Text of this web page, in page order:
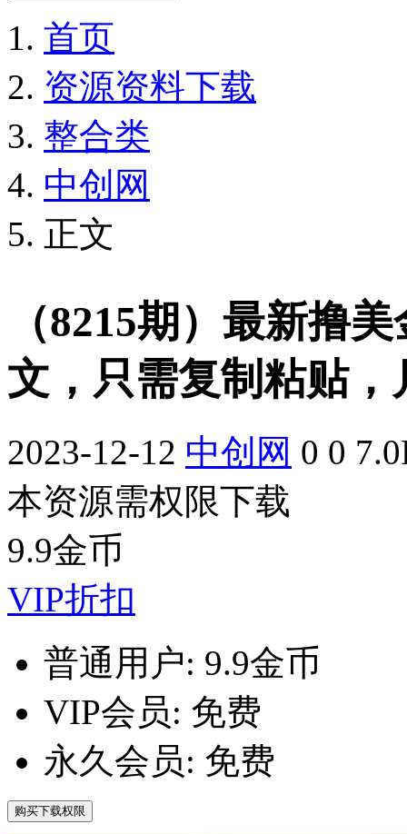
首页
资源资料下载
整合类
中创网
正文
（8215期）最新撸
文，只需复制粘贴，
2023-12-12 中创网 0 0
本资源需权限下载
9.9金币
VIP折扣
普通用户: 9.9金币
VIP会员: 免费
永久会员: 免费
购买下载权限